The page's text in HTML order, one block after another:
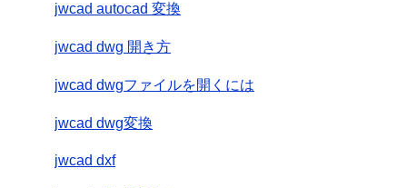
jwcad autocad 変換
jwcad dwg 開き方
jwcad dwgファイルを開くには
jwcad dwg変換
jwcad dxf